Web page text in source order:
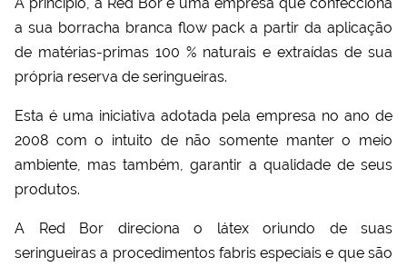
a sua borracha branca flow pack a partir da aplicação
de matérias-primas 100 % naturais e extraídas de sua
própria reserva de seringueiras.
Esta é uma iniciativa adotada pela empresa no ano de
2008 com o intuito de não somente manter o meio
ambiente, mas também, garantir a qualidade de seus
produtos.
A Red Bor direciona o látex oriundo de suas
seringueiras a procedimentos fabris especiais e que são